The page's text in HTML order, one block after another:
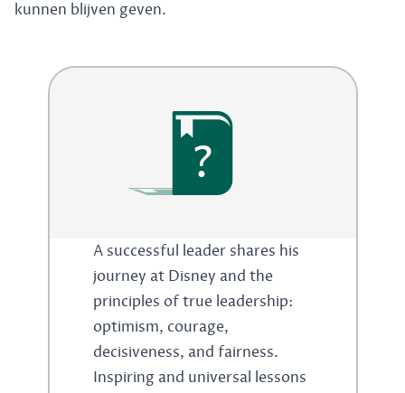
kunnen blijven geven.
?
A successful leader shares his
journey at Disney and the
principles of true leadership:
optimism, courage,
decisiveness, and fairness.
Inspiring and universal lessons